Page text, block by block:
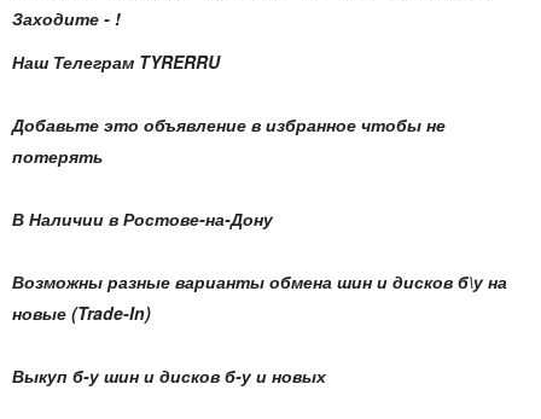
Заходите - !
Наш Телеграм TYRERRU
Добавьте это объявление в избранное чтобы не
потерять
В Наличии в Ростове-на-Дону
Возможны разные варианты обмена шин и дисков б\у на
новые (Trade-In)
Выкуп б-у шин и дисков б-у и новых